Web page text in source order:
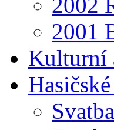
2001
Kulturní